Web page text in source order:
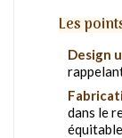
Les
Design
dans le